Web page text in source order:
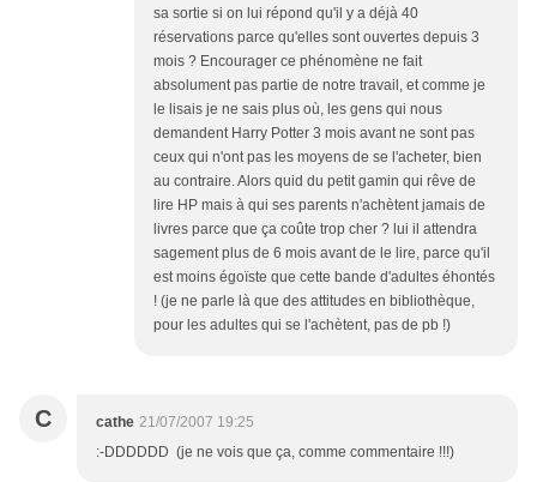
sa sortie si on lui répond qu'il y a déjà 40
réservations parce qu'elles sont ouvertes depuis 3
mois ? Encourager ce phénomène ne fait
absolument pas partie de notre travail, et comme je
le lisais je ne sais plus où, les gens qui nous
demandent Harry Potter 3 mois avant ne sont pas
ceux qui n'ont pas les moyens de se l'acheter, bien
au contraire. Alors quid du petit gamin qui rêve de
lire HP mais à qui ses parents n'achètent jamais de
livres parce que ça coûte trop cher ? lui il attendra
sagement plus de 6 mois avant de le lire, parce qu'il
est moins égoïste que cette bande d'adultes éhontés
! (je ne parle là que des attitudes en bibliothèque,
pour les adultes qui se l'achètent, pas de pb !)
C cathe 21/07/2007 19:25
:-DDDDDD (je ne vois que ça, comme commentaire !!!)